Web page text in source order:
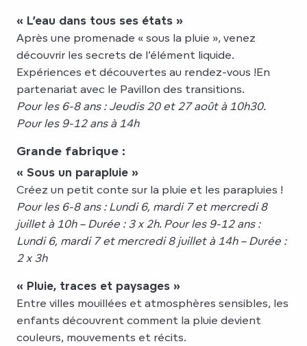
« L’eau dans tous ses états »
Après une promenade « sous la pluie », venez
découvrir les secrets de l’élément liquide.
Expériences et découvertes au rendez-vous !En
partenariat avec le Pavillon des transitions.
Pour les 6-8 ans : Jeudis 20 et 27 août à 10h30.
Pour les 9-12 ans à 14h
Grande fabrique :
« Sous un parapluie »
Créez un petit conte sur la pluie et les parapluies !
Pour les 6-8 ans : Lundi 6, mardi 7 et mercredi 8
juillet à 10h – Durée : 3 x 2h. Pour les 9-12 ans :
Lundi 6, mardi 7 et mercredi 8 juillet à 14h – Durée :
2 x 3h
« Pluie, traces et paysages »
Entre villes mouillées et atmosphères sensibles, les
enfants découvrent comment la pluie devient
couleurs, mouvements et récits.